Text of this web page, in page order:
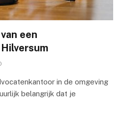
een
in de omgeving
belangrijk dat je